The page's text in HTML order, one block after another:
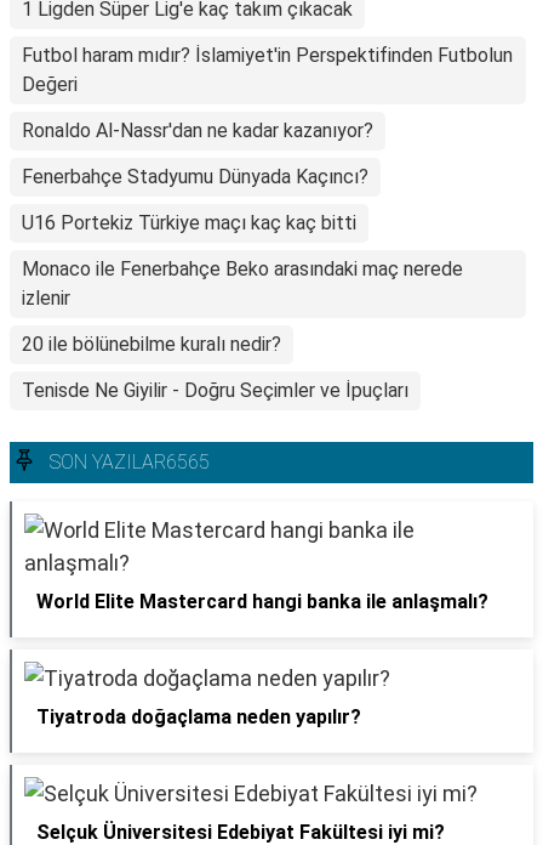
1 Ligden Süper Lig'e kaç takım çıkacak
Futbol haram mıdır? İslamiyet'in Perspektifinden Futbolun
Değeri
Ronaldo Al-Nassr'dan ne kadar kazanıyor?
Fenerbahçe Stadyumu Dünyada Kaçıncı?
U16 Portekiz Türkiye maçı kaç kaç bitti
Monaco ile Fenerbahçe Beko arasındaki maç nerede
izlenir
20 ile bölünebilme kuralı nedir?
Tenisde Ne Giyilir - Doğru Seçimler ve İpuçları
SON YAZILAR6565
World Elite Mastercard hangi banka ile anlaşmalı?
Tiyatroda doğaçlama neden yapılır?
Selçuk Üniversitesi Edebiyat Fakültesi iyi mi?